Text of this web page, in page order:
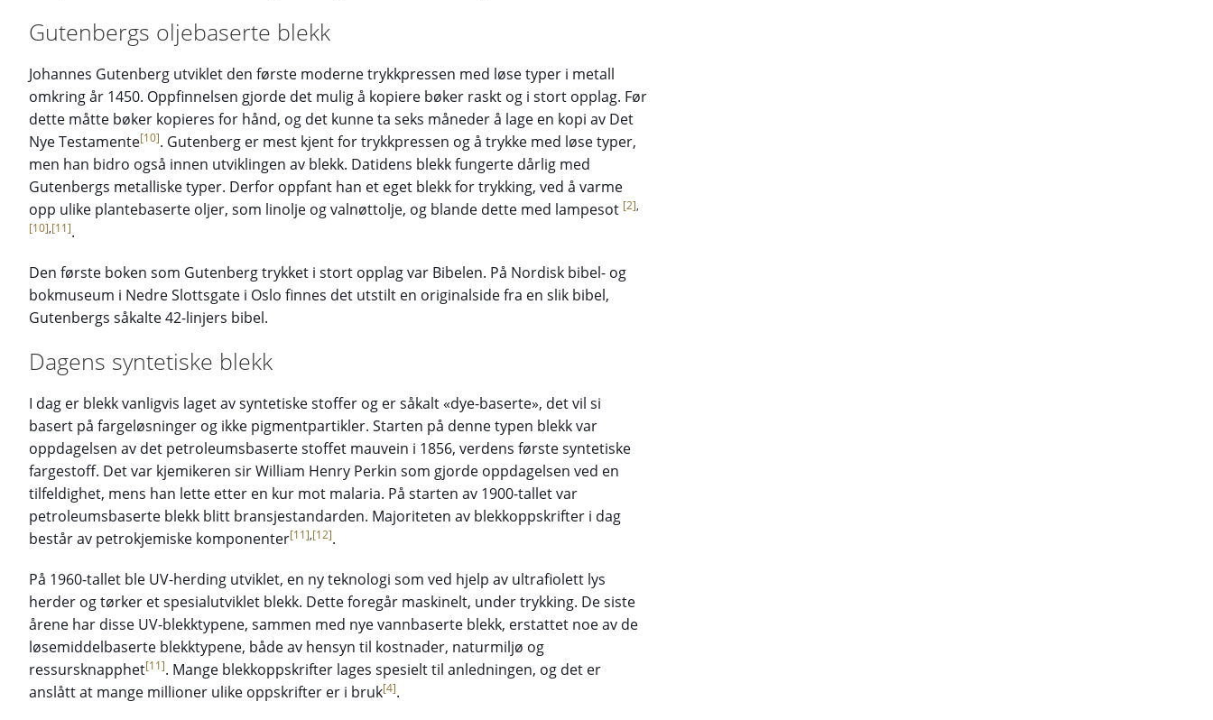
Gutenbergs oljebaserte blekk
Johannes Gutenberg utviklet den første moderne trykkpressen med løse typer i metall
omkring år 1450. Oppfinnelsen gjorde det mulig å kopiere bøker raskt og i stort opplag. Før
dette måtte bøker kopieres for hånd, og det kunne ta seks måneder å lage en kopi av Det
Nye Testamente[10]. Gutenberg er mest kjent for trykkpressen og å trykke med løse typer,
men han bidro også innen utviklingen av blekk. Datidens blekk fungerte dårlig med
Gutenbergs metalliske typer. Derfor oppfant han et eget blekk for trykking, ved å varme
opp ulike plantebaserte oljer, som linolje og valnøttolje, og blande dette med lampesot [2],
[10],[11].
Den første boken som Gutenberg trykket i stort opplag var Bibelen. På Nordisk bibel- og
bokmuseum i Nedre Slottsgate i Oslo finnes det utstilt en originalside fra en slik bibel,
Gutenbergs såkalte 42-linjers bibel.
Dagens syntetiske blekk
I dag er blekk vanligvis laget av syntetiske stoffer og er såkalt «dye-baserte», det vil si
basert på fargeløsninger og ikke pigmentpartikler. Starten på denne typen blekk var
oppdagelsen av det petroleumsbaserte stoffet mauvein i 1856, verdens første syntetiske
fargestoff. Det var kjemikeren sir William Henry Perkin som gjorde oppdagelsen ved en
tilfeldighet, mens han lette etter en kur mot malaria. På starten av 1900-tallet var
petroleumsbaserte blekk blitt bransjestandarden. Majoriteten av blekkoppskrifter i dag
består av petrokjemiske komponenter[11],[12].
På 1960-tallet ble UV-herding utviklet, en ny teknologi som ved hjelp av ultrafiolett lys
herder og tørker et spesialutviklet blekk. Dette foregår maskinelt, under trykking. De siste
årene har disse UV-blekktypene, sammen med nye vannbaserte blekk, erstattet noe av de
løsemiddelbaserte blekktypene, både av hensyn til kostnader, naturmiljø og
ressursknapphet[11]. Mange blekkoppskrifter lages spesielt til anledningen, og det er
anslått at mange millioner ulike oppskrifter er i bruk[4].